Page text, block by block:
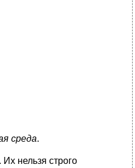
среда.
нельзя строго